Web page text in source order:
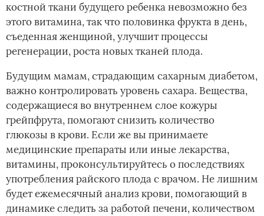
костной ткани будущего ребенка невозможно без
этого витамина, так что половинка фрукта в день,
съеденная женщиной, улучшит процессы
регенерации, роста новых тканей плода.
Будущим мамам, страдающим сахарным диабетом,
важно контролировать уровень сахара. Вещества,
содержащиеся во внутреннем слое кожуры
грейпфрута, помогают снизить количество
глюкозы в крови. Если же вы принимаете
медицинские препараты или иные лекарства,
витамины, проконсультируйтесь о последствиях
употребления райского плода с врачом. Не лишним
будет ежемесячный анализ крови, помогающий в
динамике следить за работой печени, количеством